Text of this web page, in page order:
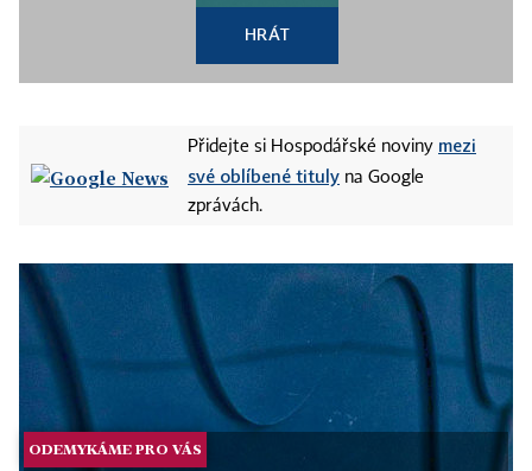
HRÁT
Přidejte si Hospodářské noviny mezi
své oblíbené tituly na Google
zprávách.
ODEMYKÁME PRO VÁS